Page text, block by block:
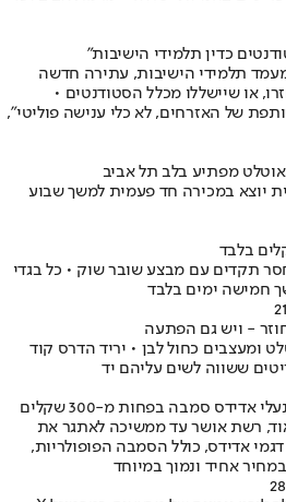
כדין תלמידי הישיבות"
תלמידי הישיבות, עתירה חדשה
או שיישללו מכלל הסטודנטים •
של האזרחים, לא כלי ענישה פוליטי",
יוצא במכירה חד פעמית למשך שבוע
תקדים עם מבצע שובר שוק • כל בגדי
חמישה ימים בלבד
ומעצבים כחול לבן • יריד הדרס קוד
ששווה לשים עליהם יד
סמבה בפחות מ-300 שקלים
רשת אושר עד ממשיכה לאתגר את
אדידס, כולל הסמבה הפופולריות,
אחיד ונמוך במיוחד